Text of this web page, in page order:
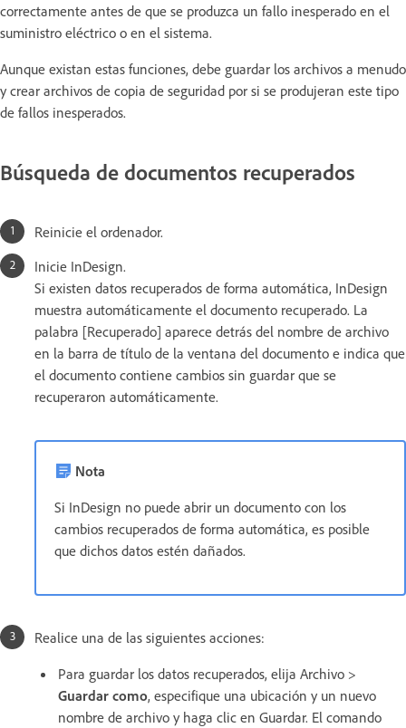
correctamente antes de que se produzca un fallo inesperado en el
suministro eléctrico o en el sistema.
Aunque existan estas funciones, debe guardar los archivos a menudo
y crear archivos de copia de seguridad por si se produjeran este tipo
de fallos inesperados.
Búsqueda de documentos recuperados
Reinicie el ordenador.
Inicie InDesign.
Si existen datos recuperados de forma automática, InDesign
muestra automáticamente el documento recuperado. La
palabra [Recuperado] aparece detrás del nombre de archivo
en la barra de título de la ventana del documento e indica que
el documento contiene cambios sin guardar que se
recuperaron automáticamente.
Nota
Si InDesign no puede abrir un documento con los
cambios recuperados de forma automática, es posible
que dichos datos estén dañados.
Realice una de las siguientes acciones:
Para guardar los datos recuperados, elija Archivo >
Guardar como, especifique una ubicación y un nuevo
nombre de archivo y haga clic en Guardar. El comando